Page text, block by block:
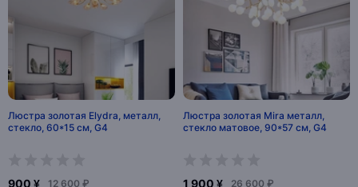
Люстра золотая Elydra, металл,
стекло, 60*15 см, G4
900 ¥ 12 600 ₽
Люстра золотая Mira металл,
стекло матовое, 90*57 см, G4
1 900 ¥ 26 600 ₽